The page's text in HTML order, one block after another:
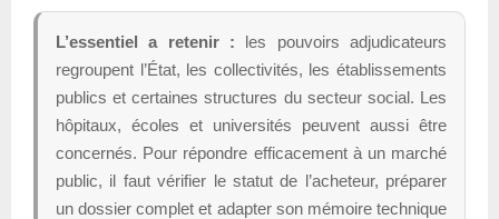
L’essentiel a retenir : les pouvoirs adjudicateurs
regroupent l’État, les collectivités, les établissements
publics et certaines structures du secteur social. Les
hôpitaux, écoles et universités peuvent aussi être
concernés. Pour répondre efficacement à un marché
public, il faut vérifier le statut de l’acheteur, préparer
un dossier complet et adapter son mémoire technique